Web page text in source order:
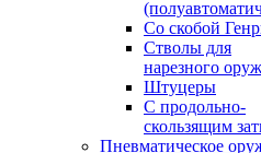
Со скобой
Стволы для
нарезного
Штуцеры
С продольно-
скользящим
Пневматическое